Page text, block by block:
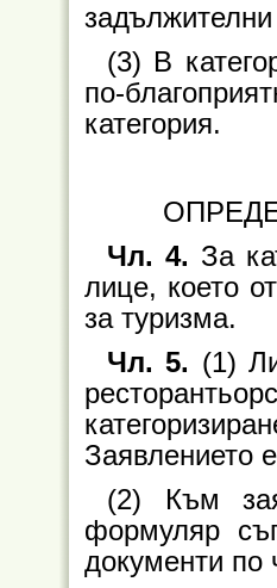
задължителни
(3) В
по-
категория.
Чл. 4. За
лице, което
за туризма.
Чл. 5. (1)
Заявлението
(2) Към
формуляр
документи по